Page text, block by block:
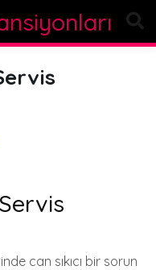
can sıkıcı bir sorun